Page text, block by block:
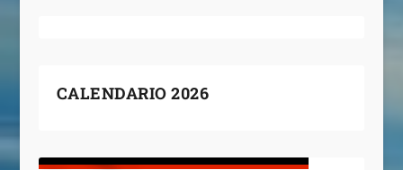
CALENDARIO 2026